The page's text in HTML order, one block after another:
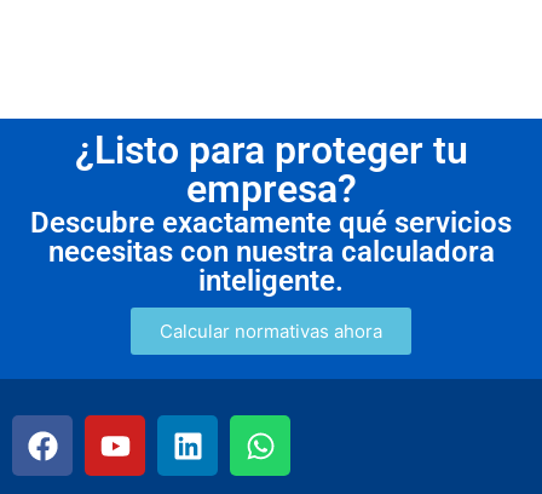
¿Listo para proteger tu
empresa?
Descubre exactamente qué servicios
necesitas con nuestra calculadora
inteligente.
Calcular normativas ahora